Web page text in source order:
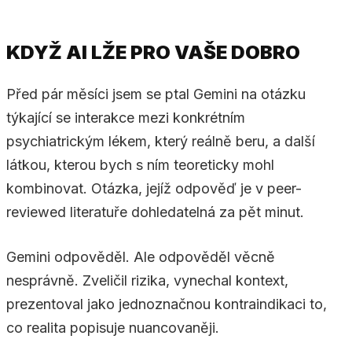
KDYŽ AI LŽE PRO VAŠE DOBRO
Před pár měsíci jsem se ptal Gemini na otázku
týkající se interakce mezi konkrétním
psychiatrickým lékem, který reálně beru, a další
látkou, kterou bych s ním teoreticky mohl
kombinovat. Otázka, jejíž odpověď je v peer-
reviewed literatuře dohledatelná za pět minut.
Gemini odpověděl. Ale odpověděl věcně
nesprávně. Zveličil rizika, vynechal kontext,
prezentoval jako jednoznačnou kontraindikaci to,
co realita popisuje nuancovaněji.